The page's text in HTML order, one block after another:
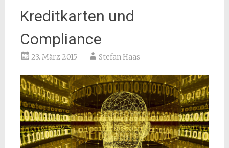
Kreditkarten und
Compliance
23. März 2015 Stefan Haas